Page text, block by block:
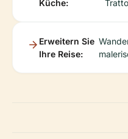
Küche:
Erweitern Sie
Ihre Reise: